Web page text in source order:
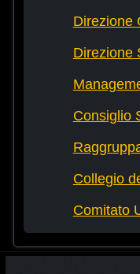
Direzione
Direzione
Consiglio
Collegio
Comitato